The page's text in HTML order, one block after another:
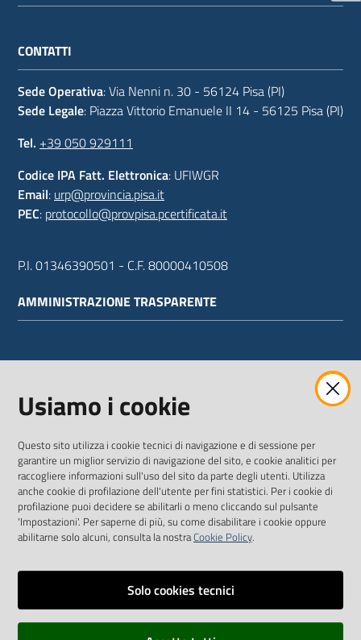
CONTATTI
Sede Operativa: Via Nenni n. 30 - 56124 Pisa (PI)
Sede Legale: Piazza Vittorio Emanuele II 14 - 56125 Pisa (PI)
Tel. +39 050 929111
Codice IPA Fatt. Elettronica: UFIWGR
Email: urp@provincia.pisa.it
PEC: protocollo@provpisa.pcertificata.it
P.I. 01346390501 - C.F. 80000410508
AMMINISTRAZIONE TRASPARENTE
SEGUICI SU
TwitterFacebookYoutube
Vai alla pagina
Dichiarazione di accessibilità
Usiamo i cookie
Questo sito utilizza i cookie tecnici di navigazione e di sessione per
garantire un miglior servizio di navigazione del sito, e cookie analitici per
raccogliere informazioni sull'uso del sito da parte degli utenti. Utilizza
anche cookie di profilazione dell'utente per fini statistici. Per i cookie di
profilazione puoi decidere se abilitarli o meno cliccando sul pulsante
'Impostazioni'. Per saperne di più, su come disabilitare i cookie oppure
abilitarne solo alcuni, consulta la nostraCookie Policy.
Solo cookies tecnici